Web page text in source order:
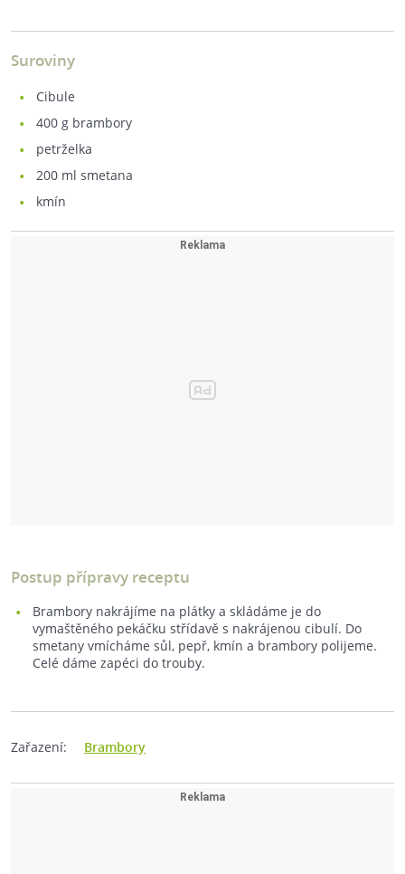
Suroviny
cibule
400 g brambory
petrželka
200 ml smetana
kmín
Postup přípravy receptu
Brambory nakrájíme na plátky a skládáme je do
vymaštěného pekáčku střídavě s nakrájenou cibulí. Do
smetany vmícháme sůl, pepř, kmín a brambory polijeme.
Celé dáme zapéci do trouby.
Zařazení: Brambory